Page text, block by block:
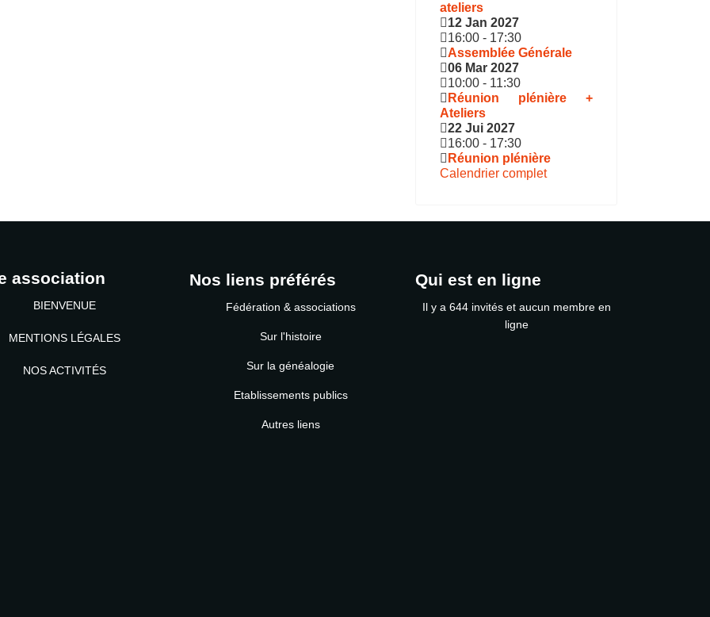
ateliers
12 Jan 2027
16:00 - 17:30
Assemblée Générale
06 Mar 2027
10:00 - 11:30
Réunion plénière +
Ateliers
22 Jui 2027
16:00 - 17:30
Réunion plénière
Calendrier complet
DE PASSE
association
BIENVENUE
MENTIONS LÉGALES
NOS ACTIVITÉS
Nos liens préférés
Fédération & associations
Sur l'histoire
Sur la généalogie
Etablissements publics
Autres liens
Qui est en ligne
Il y a 644 invités et aucun membre en
ligne